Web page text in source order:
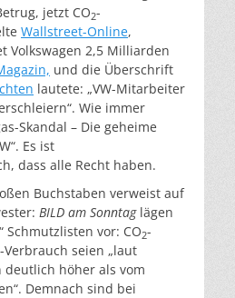
jetzt CO2-
Wallstreet-Online,
Volkswagen 2,5 Milliarden
und die Überschrift
lautete: „VW-Mitarbeiter
Wie immer
Skandal – Die geheime
Es ist
dass alle Recht haben.
Buchstaben verweist auf
BILD am Sonntaglägen
Schmutzlisten vor: CO2-
seien „laut
höher als vom
Demnach sind bei